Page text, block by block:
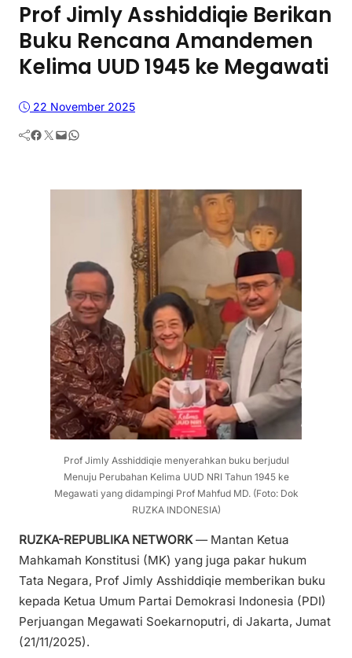
Prof Jimly Asshiddiqie Berikan
Buku Rencana Amandemen
Kelima UUD 1945 ke Megawati
22 November 2025
Facebook Twitter Mail WhatsApp
Prof Jimly Asshiddiqie menyerahkan buku berjudul
Menuju Perubahan Kelima UUD NRI Tahun 1945 ke
Megawati yang didampingi Prof Mahfud MD. (Foto: Dok
RUZKA INDONESIA)
RUZKA-REPUBLIKA NETWORK— Mantan Ketua
Mahkamah Konstitusi (MK) yang juga pakar hukum
Tata Negara, Prof Jimly Asshiddiqie memberikan buku
kepada Ketua Umum Partai Demokrasi Indonesia (PDI)
Perjuangan Megawati Soekarnoputri, di Jakarta, Jumat
(21/11/2025).